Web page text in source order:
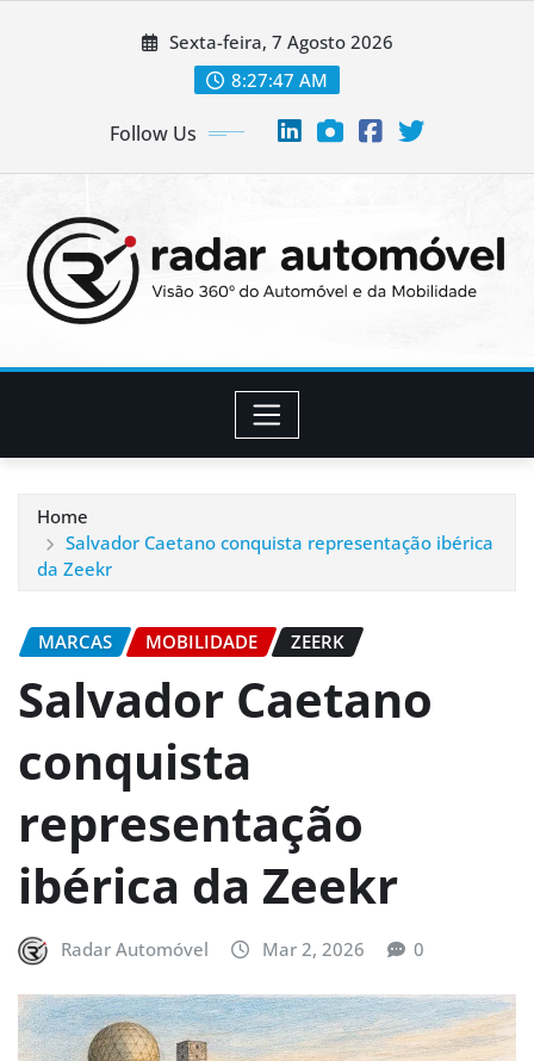
Sexta-feira, 7 Agosto 2026
8:27:49 AM
Follow Us
Home
Salvador Caetano conquista representação ibérica
da Zeekr
MARCAS MOBILIDADE ZEERK
Salvador Caetano
conquista
representação
ibérica da Zeekr
Radar Automóvel Mar 2, 2026 0